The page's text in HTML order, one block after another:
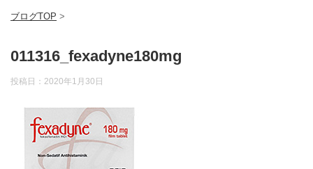
ブログTOP >
011316_fexadyne180mg
投稿日： 2020年1月30日